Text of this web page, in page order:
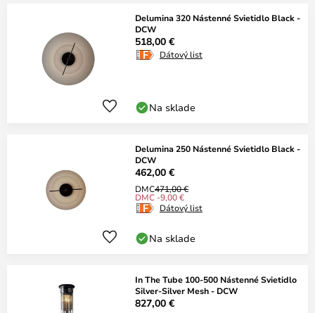
Delumina 320 Nástenné Svietidlo Black -
DCW
518,00 €
Dátový list
Na sklade
Delumina 250 Nástenné Svietidlo Black -
DCW
462,00 €
DMC471,00 €
DMC -9,00 €
Dátový list
Na sklade
In The Tube 100-500 Nástenné Svietidlo
Silver-Silver Mesh - DCW
827,00 €